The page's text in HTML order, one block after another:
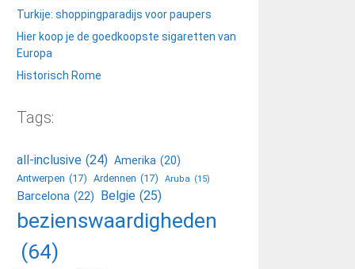
Turkije: shoppingparadijs voor paupers
Hier koop je de goedkoopste sigaretten van
Europa
Historisch Rome
Tags:
all-inclusive (24) Amerika (20)
Antwerpen (17) Ardennen (17) Aruba (15)
Barcelona (22) Belgie (25)
bezienswaardigheden
(64)